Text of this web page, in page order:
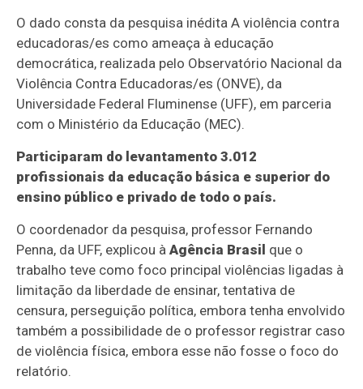
O dado consta da pesquisa inédita A violência contra
educadoras/es como ameaça à educação
democrática, realizada pelo Observatório Nacional da
Violência Contra Educadoras/es (ONVE), da
Universidade Federal Fluminense (UFF), em parceria
com o Ministério da Educação (MEC).
Participaram do levantamento 3.012
profissionais da educação básica e superior do
ensino público e privado de todo o país.
O coordenador da pesquisa, professor Fernando
Penna, da UFF, explicou àAgência Brasil que o
trabalho teve como foco principal violências ligadas à
limitação da liberdade de ensinar, tentativa de
censura, perseguição política, embora tenha envolvido
também a possibilidade de o professor registrar caso
de violência física, embora esse não fosse o foco do
relatório.